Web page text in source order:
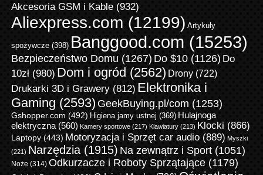
Akcesoria GSM i Kable(932)
Aliexpress.com (12199) Artykuły
spożywcze(398) Banggood.com (15253)
Bezpieczeństwo Domu (1267) Do $10(1126) Do
10zł(980) Dom i ogród (2562) Drony(722)
Drukarki 3D i Grawery(812) Elektronika i
Gaming (2593) GeekBuying.pl/com (1253)
Gshopper.com (492) Higiena jamy ustnej (369) Hulajnoga
elektryczna(560) Kamery sportowe(217) Klawiatury(213) Klocki (866)
Laptopy(443) Motoryzacja i Sprzęt car audio(889) Myszki
(221) Narzędzia(1915) Na zewnątrz i Sport(1051)
Noże (314) Odkurzacze i Roboty Sprzątające(1179)